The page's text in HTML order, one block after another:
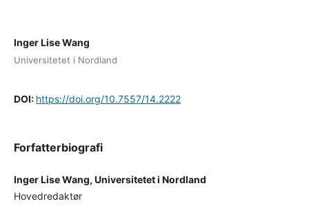
Inger Lise Wang
Universitetet i Nordland
DOI: https://doi.org/10.7557/14.2222
Forfatterbiografi
Inger Lise Wang, Universitetet i Nordland
Hovedredaktør